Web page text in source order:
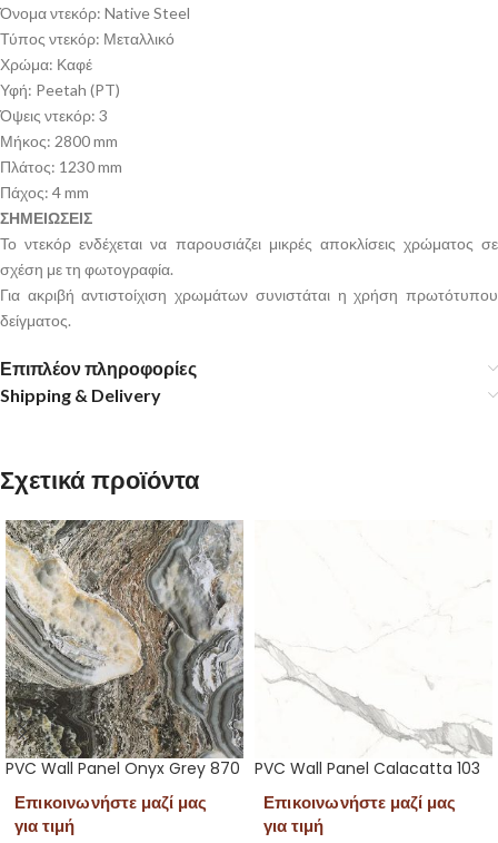
Όνομα ντεκόρ: Native Steel
Τύπος ντεκόρ: Μεταλλικό
Χρώμα: Καφέ
Υφή: Peetah (PT)
Όψεις ντεκόρ: 3
Μήκος: 2800 mm
Πλάτος: 1230 mm
Πάχος: 4 mm
ΣΗΜΕΙΩΣΕΙΣ
Το ντεκόρ ενδέχεται να παρουσιάζει μικρές αποκλίσεις χρώματος σε
σχέση με τη φωτογραφία.
Για ακριβή αντιστοίχιση χρωμάτων συνιστάται η χρήση πρωτότυπου
δείγματος.
Επιπλέον πληροφορίες
Shipping & Delivery
Σχετικά προϊόντα
PVC Wall Panel Onyx Grey 870
Επικοινωνήστε μαζί μας
για τιμή
PVC Wall Panel Calacatta 103
Επικοινωνήστε μαζί μας
για τιμή